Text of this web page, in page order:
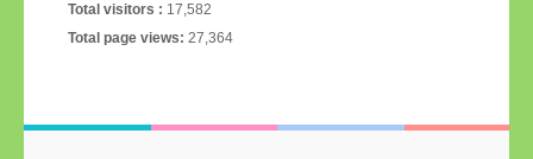
Total visitors : 17,582
Total page views: 27,364